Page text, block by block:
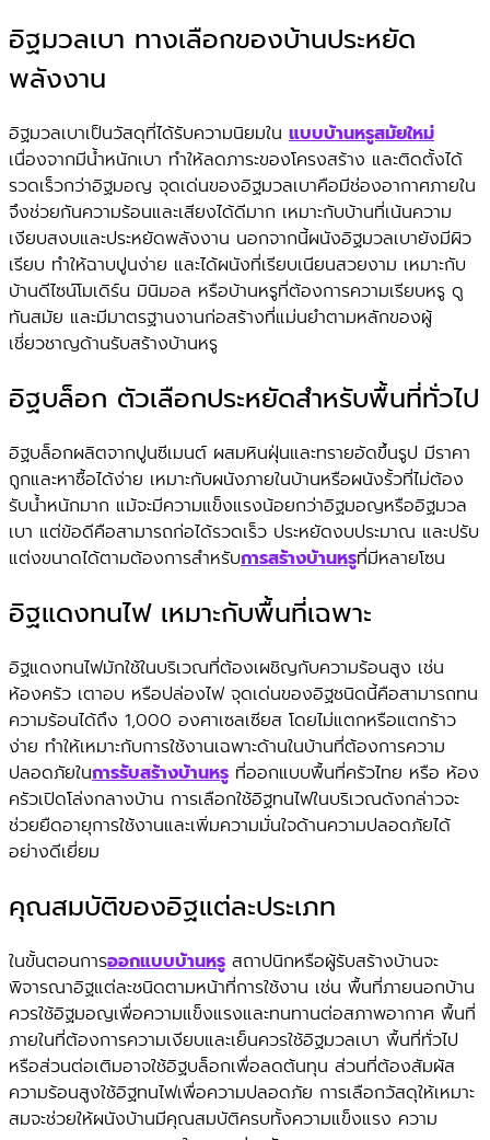
อิฐมวลเบา ทางเลือกของบ้านประหยัด
พลังงาน
อิฐมวลเบาเป็นวัสดุที่ได้รับความนิยมใน แบบบ้านหรูสมัยใหม่
เนื่องจากมีน้ำหนักเบา ทำให้ลดภาระของโครงสร้าง และติดตั้งได้
รวดเร็วกว่าอิฐมอญ จุดเด่นของอิฐมวลเบาคือมีช่องอากาศภายใน
จึงช่วยกันความร้อนและเสียงได้ดีมาก เหมาะกับบ้านที่เน้นความ
เงียบสงบและประหยัดพลังงาน นอกจากนี้ผนังอิฐมวลเบายังมีผิว
เรียบ ทำให้ฉาบปูนง่าย และได้ผนังที่เรียบเนียนสวยงาม เหมาะกับ
บ้านดีไซน์โมเดิร์น มินิมอล หรือบ้านหรูที่ต้องการความเรียบหรู ดู
ทันสมัย และมีมาตรฐานงานก่อสร้างที่แม่นยำตามหลักของผู้
เชี่ยวชาญด้านรับสร้างบ้านหรู
อิฐบล็อก ตัวเลือกประหยัดสำหรับพื้นที่ทั่วไป
อิฐบล็อกผลิตจากปูนซีเมนต์ ผสมหินฝุ่นและทรายอัดขึ้นรูป มีราคา
ถูกและหาซื้อได้ง่าย เหมาะกับผนังภายในบ้านหรือผนังรั้วที่ไม่ต้อง
รับน้ำหนักมาก แม้จะมีความแข็งแรงน้อยกว่าอิฐมอญหรืออิฐมวล
เบา แต่ข้อดีคือสามารถก่อได้รวดเร็ว ประหยัดงบประมาณ และปรับ
แต่งขนาดได้ตามต้องการสำหรับการสร้างบ้านหรูที่มีหลายโซน
อิฐแดงทนไฟ เหมาะกับพื้นที่เฉพาะ
อิฐแดงทนไฟมักใช้ในบริเวณที่ต้องเผชิญกับความร้อนสูง เช่น
ห้องครัว เตาอบ หรือปล่องไฟ จุดเด่นของอิฐชนิดนี้คือสามารถทน
ความร้อนได้ถึง 1,000 องศาเซลเซียส โดยไม่แตกหรือแตกร้าว
ง่าย ทำให้เหมาะกับการใช้งานเฉพาะด้านในบ้านที่ต้องการความ
ปลอดภัยในการรับสร้างบ้านหรู ที่ออกแบบพื้นที่ครัวไทย หรือ ห้อง
ครัวเปิดโล่งกลางบ้าน การเลือกใช้อิฐทนไฟในบริเวณดังกล่าวจะ
ช่วยยืดอายุการใช้งานและเพิ่มความมั่นใจด้านความปลอดภัยได้
อย่างดีเยี่ยม
คุณสมบัติของอิฐแต่ละประเภท
ในขั้นตอนการออกแบบบ้านหรู สถาปนิกหรือผู้รับสร้างบ้านจะ
พิจารณาอิฐแต่ละชนิดตามหน้าที่การใช้งาน เช่น พื้นที่ภายนอกบ้าน
ควรใช้อิฐมอญเพื่อความแข็งแรงและทนทานต่อสภาพอากาศ พื้นที่
ภายในที่ต้องการความเงียบและเย็นควรใช้อิฐมวลเบา พื้นที่ทั่วไป
หรือส่วนต่อเติมอาจใช้อิฐบล็อกเพื่อลดต้นทุน ส่วนที่ต้องสัมผัส
ความร้อนสูงใช้อิฐทนไฟเพื่อความปลอดภัย การเลือกวัสดุให้เหมาะ
สมจะช่วยให้ผนังบ้านมีคุณสมบัติครบทั้งความแข็งแรง ความ